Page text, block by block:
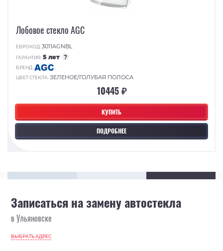
КУПИТЬ
ПОДРОБНЕЕ
Лобовое стекло AGC
ЕВРОКОД:3011AGNBL
ГАРАНТИЯ:5 лет ?
БРЕНД:
ЦВЕТ СТЕКЛА:ЗЕЛЕНОЕ/ГОЛУБАЯ ПОЛОСА
10445 ₽
Записаться на замену автостекла
в Ульяновске
ВЫБРАТЬ АДРЕС